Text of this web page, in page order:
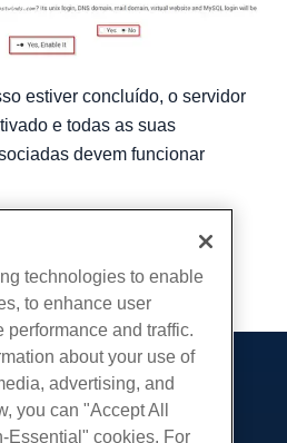
estiver concluído, o servidor
e todas as suas
devem funcionar
cópia de URL
technologies to enable
to enhance user
and traffic.
about your use of
advertising, and
you can "Accept All
Essential" cookies. For